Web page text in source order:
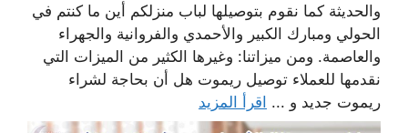
والحديثة كما نقوم بتوصيلها لباب منزلكم أين ما كنتم في
الحولي ومبارك الكبير والأحمدي والفروانية والجهراء
والعاصمة. ومن ميزاتنا: وغيرها الكثير من الميزات التي
نقدمها للعملاء توصيل ريموت هل أن بحاجة لشراء
ريموت جديد و ... اقرأ المزيد